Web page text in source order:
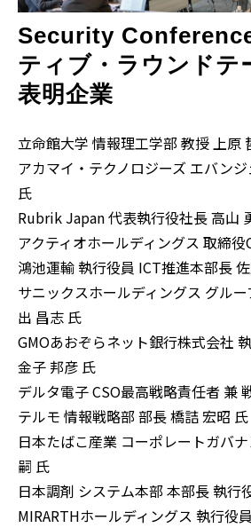
Security
ティブ・ラウンドテ
表明企業
立命館大学 情報理工学部 教授 上原
アカマイ・テクノロジーズ エバン
氏
Rubrik Japan 代表執行役社長 高山
アクティオホールディングス 取締
鴻池運輸 執行役員 ICT推進本部長
サニックスホールディングス グル
出 昌志 氏
GMOあおぞらネット銀行株式会社
金子 邦彦 氏
デルタ電子 CSO最高戦略責任者 兼
テルモ 情報戦略部 部長 橋詰 宏昭 氏
日本たばこ産業 コーポレートガバ
嗣 氏
日本調剤 システム本部 本部長 執行
MIRARTHホールディングス 執行役